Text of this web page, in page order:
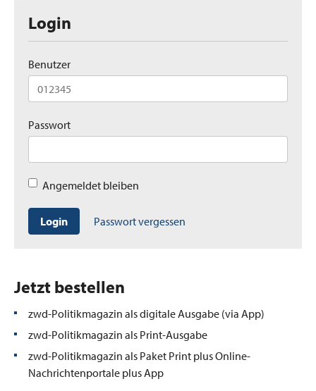
Login
Benutzer
Passwort
Angemeldet bleiben
Login Passwort vergessen
Jetzt bestellen
zwd-Politikmagazin als digitale Ausgabe (via App)
zwd-Politikmagazin als Print-Ausgabe
zwd-Politikmagazin als Paket Print plus Online-
Nachrichtenportale plus App